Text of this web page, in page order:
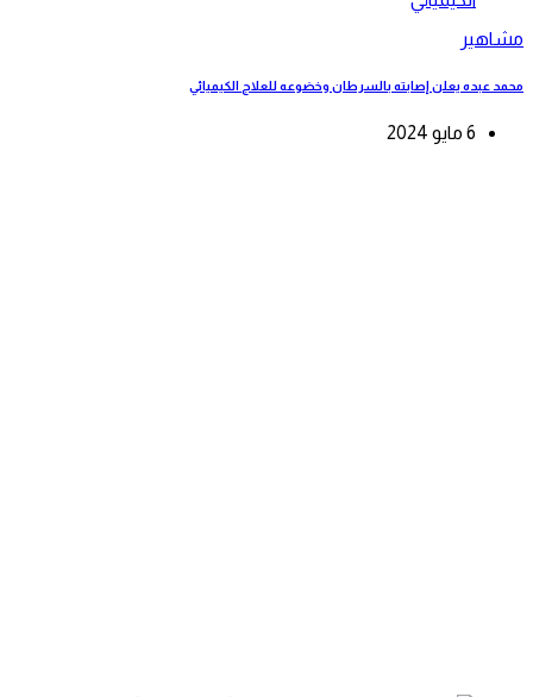
مشاهير
محمد عبده يعلن إصابته بالسرطان وخضوعه للعلاج الكيميائي
6 مايو 2024